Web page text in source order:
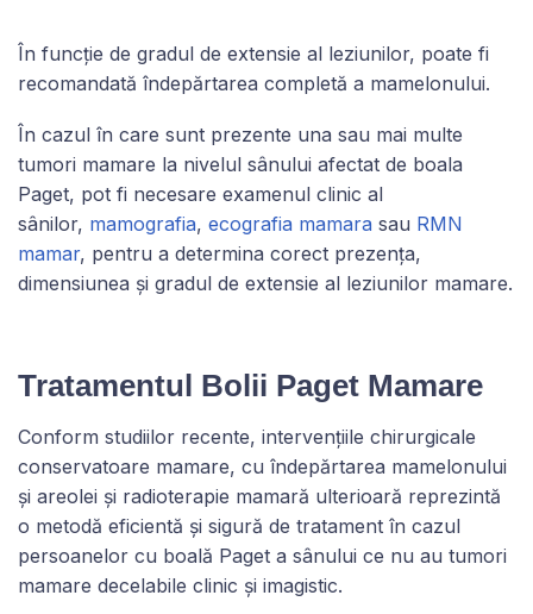
În funcție de gradul de extensie al leziunilor, poate fi
recomandată îndepărtarea completă a mamelonului.
În cazul în care sunt prezente una sau mai multe
tumori mamare la nivelul sânului afectat de boala
Paget, pot fi necesare examenul clinic al
sânilor, mamografia, ecografia mamara sau RMN
mamar, pentru a determina corect prezența,
dimensiunea și gradul de extensie al leziunilor mamare.
Tratamentul Bolii Paget Mamare
Conform studiilor recente, intervențiile chirurgicale
conservatoare mamare, cu îndepărtarea mamelonului
și areolei și radioterapie mamară ulterioară reprezintă
o metodă eficientă și sigură de tratament în cazul
persoanelor cu boală Paget a sânului ce nu au tumori
mamare decelabile clinic și imagistic.